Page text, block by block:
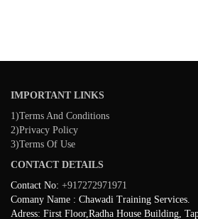
IMPORTANT LINKS
1)Terms And Conditions
2)Privacy Policy
3)Terms Of Use
CONTACT DETAILS
Contact No: +917272971971
Comany Name : Chawadi Training Services.
Adress: First Floor,Radha House Building,